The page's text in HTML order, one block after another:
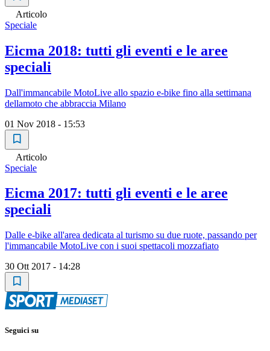
Articolo
Speciale
Eicma 2018: tutti gli eventi e le aree
speciali
Dall'immancabile MotoLive allo spazio e-bike fino alla settimana
dellamoto che abbraccia Milano
01 Nov 2018 - 15:53
Articolo
Speciale
Eicma 2017: tutti gli eventi e le aree
speciali
Dalle e-bike all'area dedicata al turismo su due ruote, passando per
l'immancabile MotoLive con i suoi spettacoli mozzafiato
30 Ott 2017 - 14:28
Seguici su